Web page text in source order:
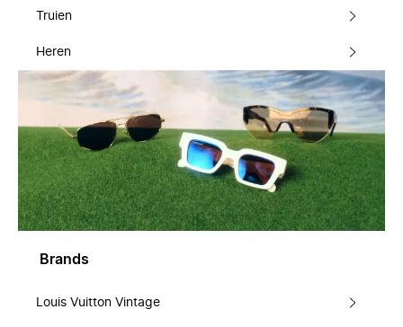
Truien
Heren
Brands
Louis Vuitton Vintage